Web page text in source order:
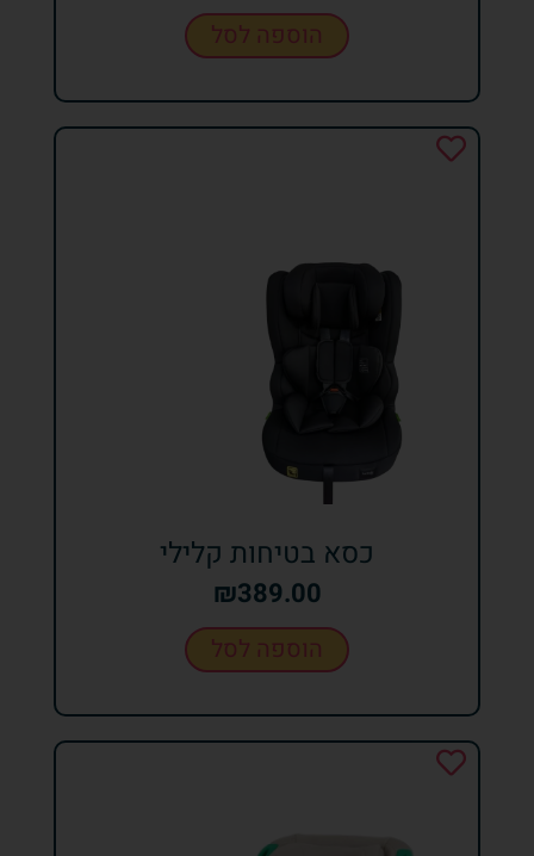
הוספה לסל
כסא בטיחות קלילי
₪389.00
הוספה לסל